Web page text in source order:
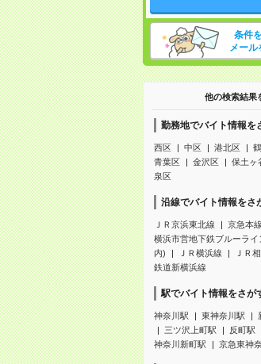
条件
メー
他の検索結果
勤務地でバイト情報を
西区 中区 港北区
青葉区
金沢区 保土ヶ
泉区
沿線でバイト情報をさ
ＪＲ京浜東北線 京急本線
横浜市営地下鉄ブルーライ
内)
ＪＲ横浜線 ＪＲ
鉄道新横浜線
駅でバイト情報をさが
神奈川駅 東神奈川駅
三ツ沢上町駅
反町駅
神奈川新町駅
京急東神